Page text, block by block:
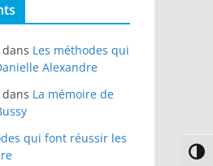
dans Les méthodes qui
Alexandre
dans La mémoire de
qui font réussir les